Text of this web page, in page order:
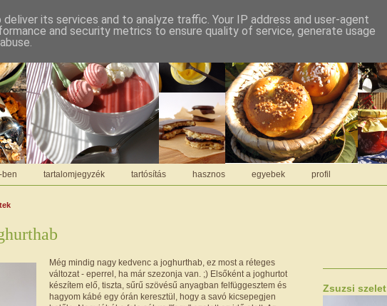
ben tartalomjegyzék tartósítás hasznos egyebek profil
Még mindig nagy kedvenc a joghurthab, ez most a réteges
változat - eperrel, ha már szezonja van. ;) Elsőként a joghurtot
készítem elő, tiszta, sűrű szövésű anyagban felfüggesztem és
hagyom kábé egy órán keresztül, hogy a savó kicsepegjen
Zsuzsi szelet
its services and to analyze traffic. Your IP address and user-agent
and security metrics to ensure quality of service, generate usage